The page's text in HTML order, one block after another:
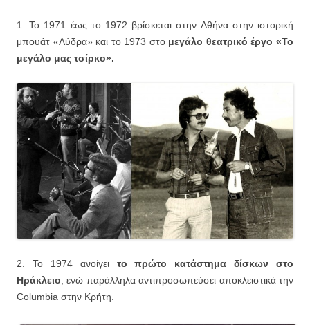
1. Το 1971 έως το 1972 βρίσκεται στην Αθήνα στην ιστορική
μπουάτ «Λύδρα» και το 1973 στο μεγάλο θεατρικό έργο «Το
μεγάλο μας τσίρκο».
2. Το 1974 ανοίγει το πρώτο κατάστημα δίσκων στο
Ηράκλειο , ενώ παράλληλα αντιπροσωπεύσει αποκλειστικά την
Columbia στην Κρήτη.